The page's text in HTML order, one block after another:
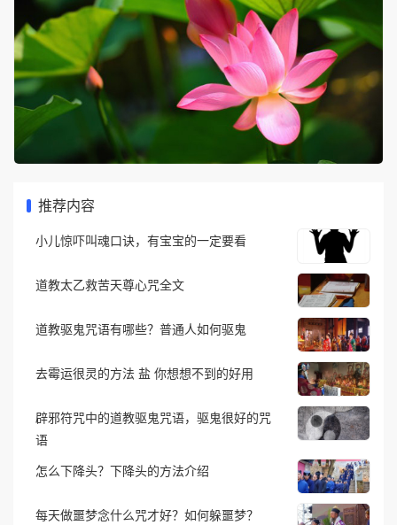
推荐内容
小儿惊吓叫魂口诀，有宝宝的一定要看
道教太乙救苦天尊心咒全文
道教驱鬼咒语有哪些？普通人如何驱鬼
去霉运很灵的方法 盐 你想想不到的好用
辟邪符咒中的道教驱鬼咒语，驱鬼很好的咒
语
怎么下降头？下降头的方法介绍
每天做噩梦念什么咒才好？如何躲噩梦？